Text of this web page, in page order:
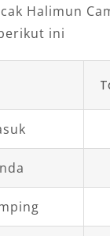
Halimun
ini